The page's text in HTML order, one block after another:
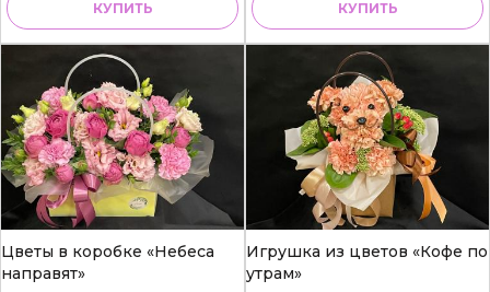
КУПИТЬ КУПИТЬ
Цветы в коробке «Небеса
направят»
Игрушка из цветов «Кофе по
утрам»